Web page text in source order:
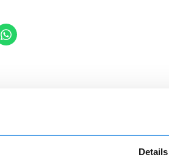
Details
review over